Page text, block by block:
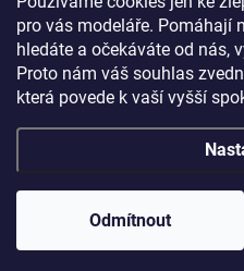
pro vás modeláře. Pomáhají
hledáte a očekáváte od nás,
Proto nám váš souhlas
která povede k vaší vyšší
Odmítnout
HT model
Na letisko 49
058 01 Poprad
Slovenská Republika
Copyright 2026HT model.